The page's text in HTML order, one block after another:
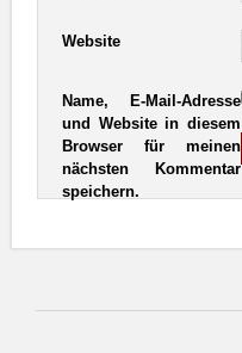
Website
Name, E-Mail-Adresse
und Website in diesem
Browser für meinen
nächsten Kommentar
speichern.